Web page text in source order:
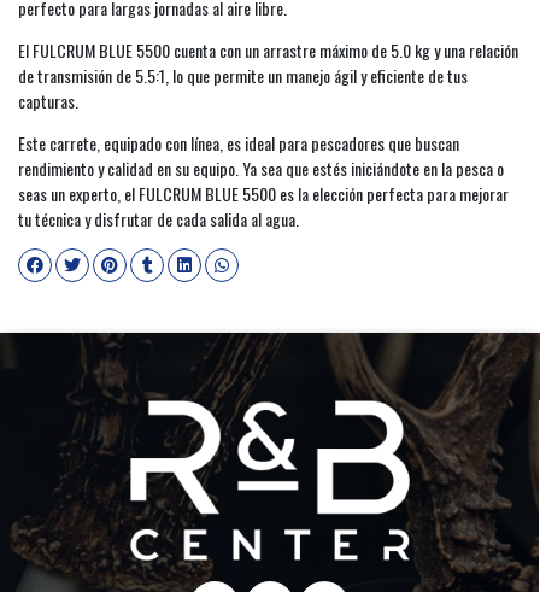
perfecto para largas jornadas al aire libre.
El FULCRUM BLUE 5500 cuenta con un arrastre máximo de 5.0 kg y una relación
de transmisión de 5.5:1, lo que permite un manejo ágil y eficiente de tus
capturas.
Este carrete, equipado con línea, es ideal para pescadores que buscan
rendimiento y calidad en su equipo. Ya sea que estés iniciándote en la pesca o
seas un experto, el FULCRUM BLUE 5500 es la elección perfecta para mejorar
tu técnica y disfrutar de cada salida al agua.